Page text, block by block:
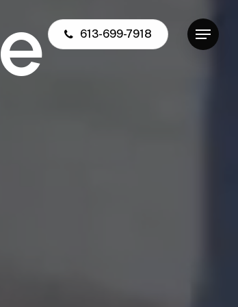
613-699-7918 Menu
e